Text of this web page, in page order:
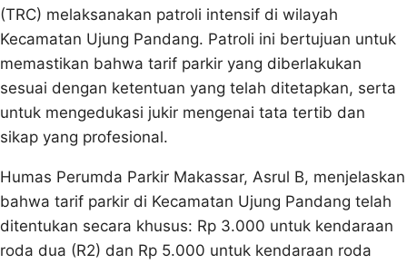
(TRC) melaksanakan patroli intensif di wilayah
Kecamatan Ujung Pandang. Patroli ini bertujuan untuk
memastikan bahwa tarif parkir yang diberlakukan
sesuai dengan ketentuan yang telah ditetapkan, serta
untuk mengedukasi jukir mengenai tata tertib dan
sikap yang profesional.
Humas Perumda Parkir Makassar, Asrul B, menjelaskan
bahwa tarif parkir di Kecamatan Ujung Pandang telah
ditentukan secara khusus: Rp 3.000 untuk kendaraan
roda dua (R2) dan Rp 5.000 untuk kendaraan roda